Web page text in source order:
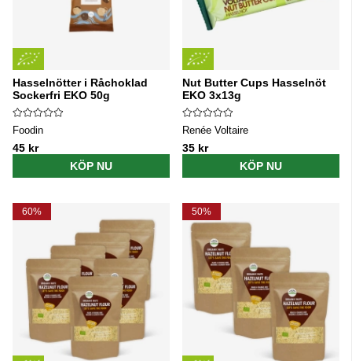
Hasselnötter i Råchoklad
Sockerfri EKO 50g
Foodin
45 kr
KÖP NU
Nut Butter Cups Hasselnöt
EKO 3x13g
Renée Voltaire
35 kr
KÖP NU
60% 50%